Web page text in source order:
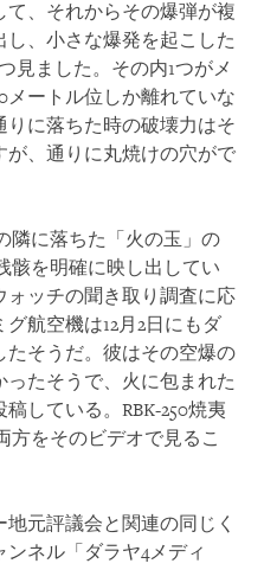
、それからその爆弾が複
、小さな爆発を起こした
見ました。その内1つがメ
メートル位しか離れていな
に落ちた時の破壊力はそ
、通りに丸焼けの穴がで
隣に落ちた「火の玉」の
骸を明確に映し出してい
ォッチの聞き取り調査に応
航空機は12月2日にもダ
そうだ。彼はその空爆の
たそうで、火に包まれた
している。RBK-250焼夷
方をそのビデオで見るこ
元評議会と関連の同じく
ネル「ダラヤ4メディ